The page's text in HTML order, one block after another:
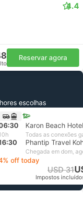
4.4
Reservar agora
escolhas
Todas as conexões
Chegada em dom,
off today
USD 31
Impostos